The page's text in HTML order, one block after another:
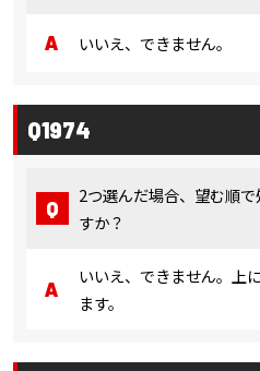
いいえ、できません。
Q1974
2つ選んだ場合、望む順
すか？
いいえ、できません。上
ます。